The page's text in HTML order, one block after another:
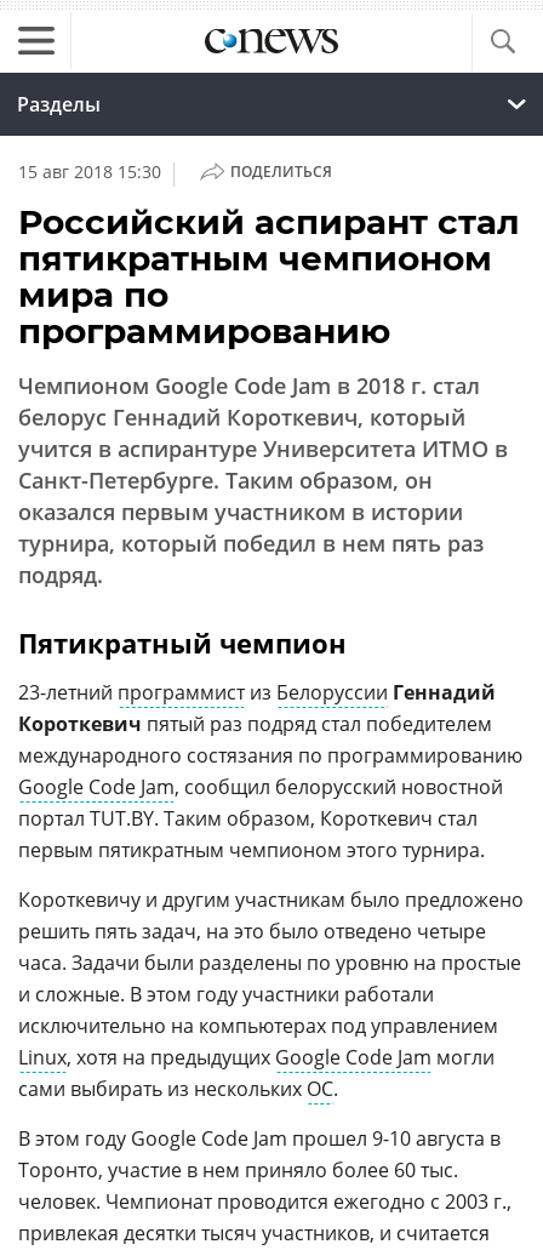
Разделы
15 авг 2018 15:30 | ПОДЕЛИТЬСЯ
Российский аспирант стал
пятикратным чемпионом
мира по
программированию
Чемпионом Google Code Jam в 2018 г. стал
белорус Геннадий Короткевич, который
учится в аспирантуре Университета ИТМО в
Санкт-Петербурге. Таким образом, он
оказался первым участником в истории
турнира, который победил в нем пять раз
подряд.
Пятикратный чемпион
23-летний программистиз Белоруссии Геннадий
Короткевич пятый раз подряд стал победителем
международного состязания по программированию
Google Code Jam, сообщил белорусский новостной
портал TUT.BY. Таким образом, Короткевич стал
первым пятикратным чемпионом этого турнира.
Короткевичу и другим участникам было предложено
решить пять задач, на это было отведено четыре
часа. Задачи были разделены по уровню на простые
и сложные. В этом году участники работали
исключительно на компьютерах под управлением
Linux, хотя на предыдущих Google Code Jam могли
сами выбирать из нескольких ОС.
В этом году Google Code Jam прошел 9-10 августа в
Торонто, участие в нем приняло более 60 тыс.
человек. Чемпионат проводится ежегодно с 2003 г.,
привлекая десятки тысяч участников, и считается